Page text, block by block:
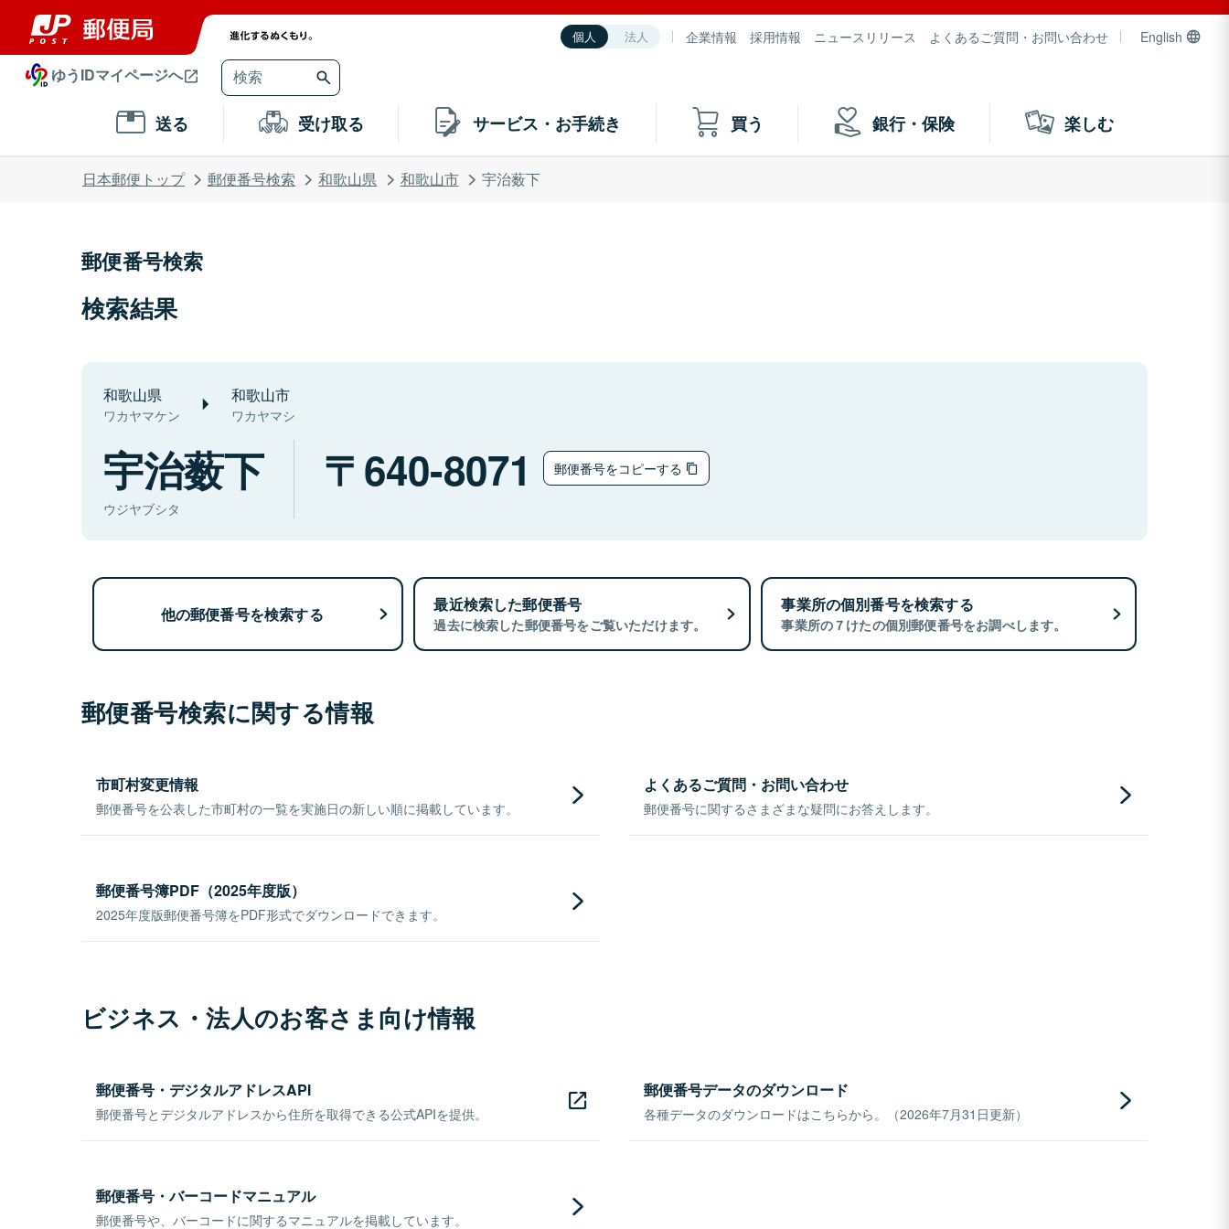
個人 法人 企業情報 採用情報 ニュースリリース よくあるご質問・お問い合わせ English
ゆうIDマイページへ
送る 受け取る サービス・お手続き 買う 銀行・保険 楽しむ
日本郵便トップ 郵便番号検索 和歌山県 和歌山市 宇治薮下
郵便番号検索
検索結果
和歌山県
ワカヤマケン
和歌山市
ワカヤマシ
宇治薮下
ウジヤブシタ
640-8071 郵便番号をコピーする
他の郵便番号を検索する 最近検索した郵便番号
過去に検索した郵便番号をご覧いただけます。
事業所の個別番号を検索する
事業所の７けたの個別郵便番号をお調べします。
郵便番号検索に関する情報
市町村変更情報
郵便番号を公表した市町村の一覧を実施日の新しい順に掲載しています。
よくあるご質問・お問い合わせ
郵便番号に関するさまざまな疑問にお答えします。
郵便番号簿PDF（2025年度版）
2025年度版郵便番号簿をPDF形式でダウンロードできます。
ビジネス・法人のお客さま向け情報
郵便番号・デジタルアドレスAPI
郵便番号とデジタルアドレスから住所を取得できる公式APIを提供。
郵便番号データのダウンロード
各種データのダウンロードはこちらから。（2026年7月31日更新）
郵便番号・バーコードマニュアル
郵便番号や、バーコードに関するマニュアルを掲載しています。